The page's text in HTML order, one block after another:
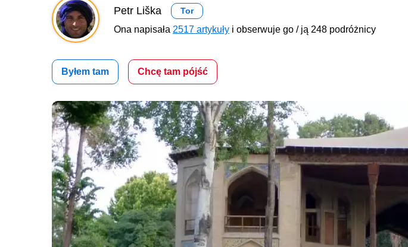
Petr Liška Tor
Ona napisała 2517 artykuły i obserwuje go / ją 248 podróżnicy
Byłem tam Chcę tam pójść